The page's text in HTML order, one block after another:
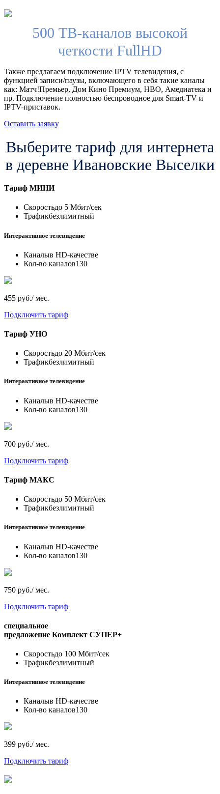
500 ТВ-каналов высокой
четкости FullHD
Также предлагаем подключение IPTV телевидения, с
функцией записи/паузы, включающего в себя такие каналы
как: Матч!Премьер, Дом Кино Премиум, HBO, Амедиатека и
пр. Подключение полностью беспроводное для Smart-TV и
IPTV-приставок.
Оставить заявку
Выберите тариф для интернета
в деревне Ивановские Выселки
Тариф МИНИ
Скоростьдо 5 Мбит/сек
Трафикбезлимитный
Интерактивное телевидение
Каналыв HD-качестве
Кол-во каналов130
455 руб./ мес.
Подключить тариф
Тариф УНО
Скоростьдо 20 Мбит/сек
Трафикбезлимитный
Интерактивное телевидение
Каналыв HD-качестве
Кол-во каналов130
700 руб./ мес.
Подключить тариф
Тариф МАКС
Скоростьдо 50 Мбит/сек
Трафикбезлимитный
Интерактивное телевидение
Каналыв HD-качестве
Кол-во каналов130
750 руб./ мес.
Подключить тариф
специальное
предложение Комплект СУПЕР+
Скоростьдо 100 Мбит/сек
Трафикбезлимитный
Интерактивное телевидение
Каналыв HD-качестве
Кол-во каналов130
399 руб./ мес.
Подключить тариф